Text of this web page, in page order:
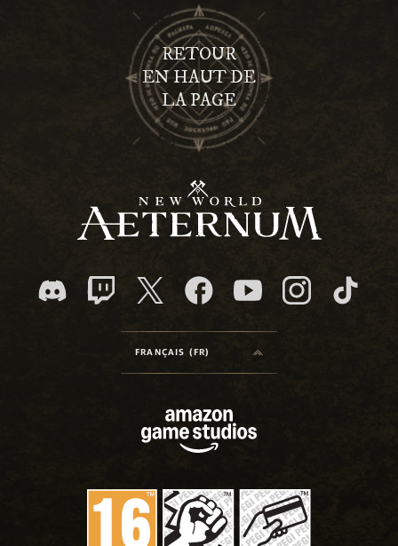
RETOUR
EN HAUT DE
LA PAGE
FRANÇAIS (FR)